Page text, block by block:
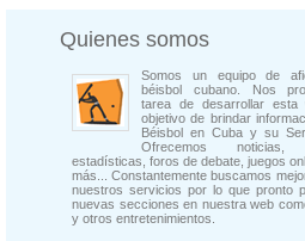
Quienes somos
Somos un equipo de
béisbol cubano. Nos
tarea de desarrollar
objetivo de brindar
Béisbol en Cuba y su
Ofrecemos noticias,
estadísticas, foros de debate, juegos
más... Constantemente buscamos
nuestros servicios por lo que pronto
nuevas secciones en nuestra web
y otros entretenimientos.